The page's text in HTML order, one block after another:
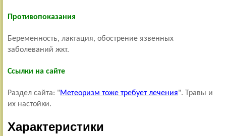
Противопоказания
Беременность, лактация, обострение язвенных
заболеваний жкт.
Ссылки на сайте
Раздел сайта: "Метеоризм тоже требует лечения". Травы и
их настойки.
Характеристики